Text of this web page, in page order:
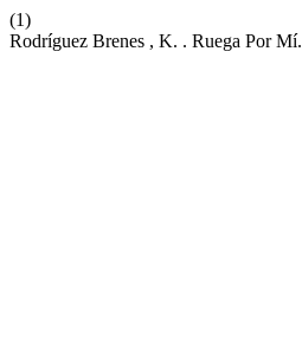
(1)
Rodríguez Brenes , K. . Ruega Por Mí.